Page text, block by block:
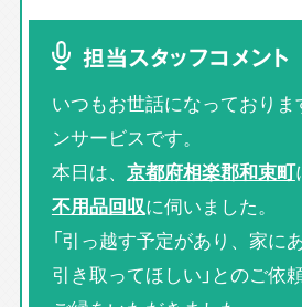
担当スタッフコメント
いつもお世話になっており
ンサービスです。
本日は、 京都府相楽郡和束町
不用品回収に伺いました。
「引っ越す予定があり、家に
引き取ってほしい」とのご依